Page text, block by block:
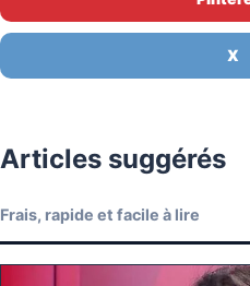
X
Articles suggérés
Frais, rapide et facile à lire